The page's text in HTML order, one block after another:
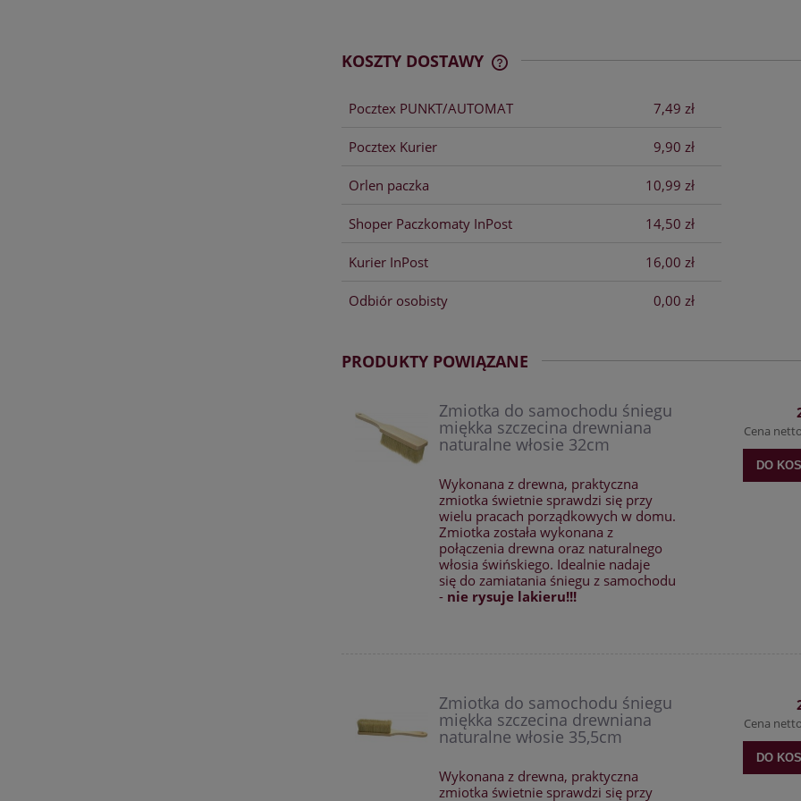
KOSZTY DOSTAWY
CENA NIE ZAWIERA EWENTUALNYCH
Pocztex PUNKT/AUTOMAT 7,49 zł
Pocztex Kurier 9,90 zł
Orlen paczka 10,99 zł
Shoper Paczkomaty InPost 14,50 zł
Kurier InPost 16,00 zł
Odbiór osobisty 0,00 zł
PRODUKTY POWIĄZANE
Zmiotka do samochodu śniegu
miękka szczecina drewniana
naturalne włosie 32cm
Wykonana z drewna, praktyczna
zmiotka świetnie sprawdzi się przy
wielu pracach porządkowych w domu.
Zmiotka została wykonana z
połączenia drewna oraz naturalnego
włosia świńskiego. Idealnie nadaje
się do zamiatania śniegu z samochodu
- nie rysuje lakieru!!!
Cena
DO
Zmiotka do samochodu śniegu
miękka szczecina drewniana
naturalne włosie 35,5cm
Wykonana z drewna, praktyczna
zmiotka świetnie sprawdzi się przy
Cena
DO